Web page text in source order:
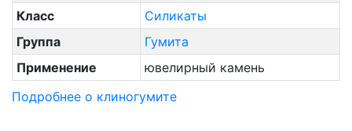
Класс
Силикаты
Группа
Гумита
Применение
ювелирный камень
Подробнее о клиногумите